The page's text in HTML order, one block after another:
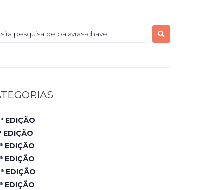
EDIÇÃO
EDIÇÃO
EDIÇÃO
EDIÇÃO
EDIÇÃO
EDIÇÃO